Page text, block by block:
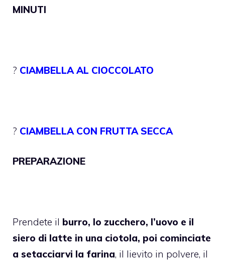
MINUTI
? CIAMBELLA AL CIOCCOLATO
? CIAMBELLA CON FRUTTA SECCA
PREPARAZIONE
Prendete il burro, lo zucchero, l’uovo e il
siero di latte in una ciotola, poi cominciate
a setacciarvi la farina, il lievito in polvere, il